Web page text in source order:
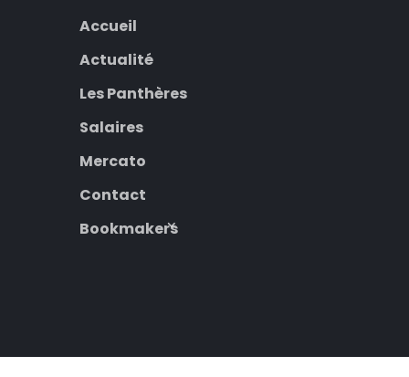
Accueil
Actualité
Les Panthères
Salaires
Mercato
Contact
Bookmakers